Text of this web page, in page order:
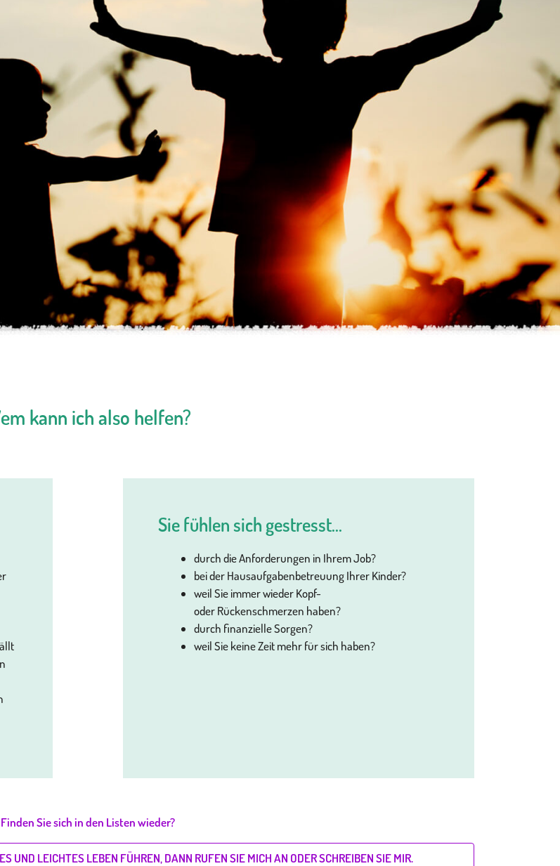
kann ich also helfen?
Sie fühlen sich gestresst...
durch die Anforderungen in Ihrem Job?
bei der Hausaufgabenbetreuung Ihrer Kinder?
weil Sie immer wieder Kopf-
oder Rückenschmerzen haben?
durch finanzielle Sorgen?
weil Sie keine Zeit mehr für sich haben?
Finden Sie sich in den Listen wieder?
UND LEICHTES LEBEN FÜHREN, DANN RUFEN SIE MICH AN ODER SCHREIBEN SIE MIR.